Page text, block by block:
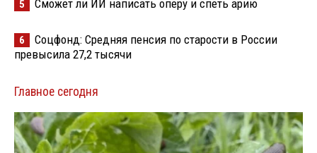
5 Сможет ли ИИ написать оперу и спеть арию
6
Соцфонд: Средняя пенсия по старости в России
превысила 27,2 тысячи
Главное сегодня